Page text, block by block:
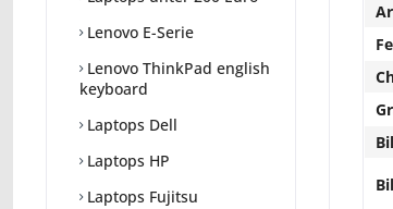
Lenovo E-Serie
Lenovo ThinkPad english
keyboard
Laptops Dell
Laptops HP
Laptops Fujitsu